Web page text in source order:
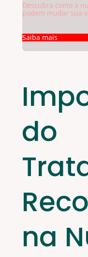
Descubra como a
podem mudar sua
Saiba mais
do
na